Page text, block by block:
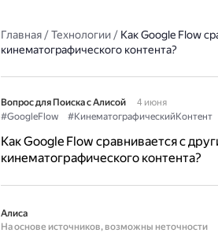
Главная/Технологии/ Как Google Flow
кинематографического контента?
Вопрос для Поиска с Алисой
4 июня
#GoogleFlow
#КинематографическийКонтент
Как Google Flow сравнивается с
кинематографического контента?
Алиса
На основе источников, возможны неточности